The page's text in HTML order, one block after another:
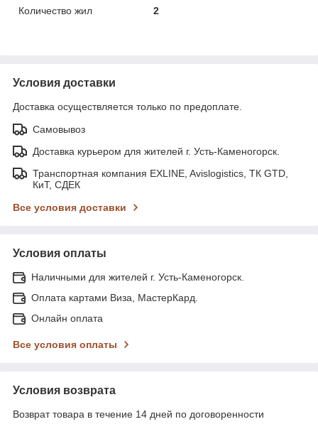
Количество жил
2
Условия доставки
Доставка осуществляется только по предоплате.
Самовывоз
Доставка курьером для жителей г. Усть-Каменогорск.
Транспортная компания EXLINE, Avislogistics, ТК GTD,
КиТ, СДЕК
Все условия доставки
Условия оплаты
Наличными для жителей г. Усть-Каменогорск.
Оплата картами Виза, МастерКард.
Онлайн оплата
Все условия оплаты
Условия возврата
Возврат товара в течение 14 дней по договоренности